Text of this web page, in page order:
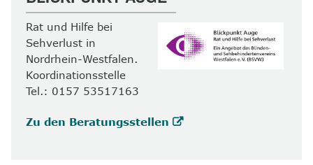
Rat und Hilfe bei
Sehverlust in
Nordrhein-Westfalen.
Koordinationsstelle
Tel.: 0157 53517163
Zu den Beratungsstellen